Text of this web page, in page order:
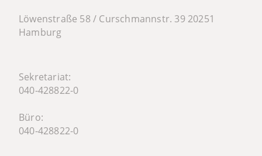
Löwenstraße 58 / Curschmannstr. 39 20251
Hamburg
Sekretariat:
040-428822-0
Büro:
040-428822-0